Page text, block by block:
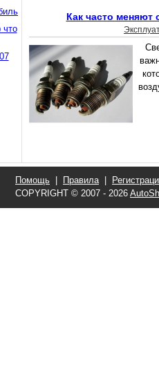
Как часто меняют
что
Помощь Правила|
COPYRIGHT © 2007 - 2026